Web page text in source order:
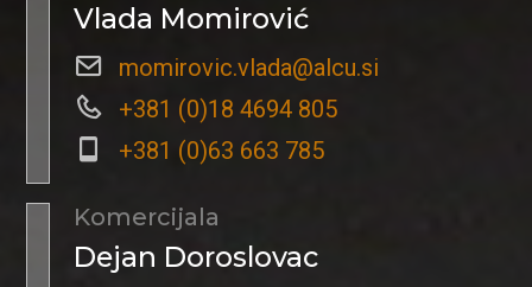
Vlada Momirović
momirovic.vlada@alcu.si
+381 (0)18 4694 805
+381 (0)63 663 785
Komercijala
Dejan Doroslovac